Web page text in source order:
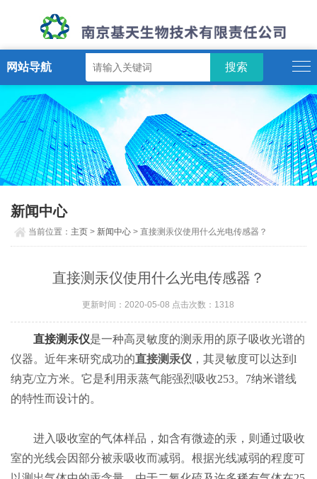
网站导航
新闻中心
当前位置： 主页 > 新闻中心 > 直接测汞仪使用什么光电传感器？
直接测汞仪使用什么光电传感器？
更新时间：2020-05-08 点击次数：1318
直接测汞仪是一种高灵敏度的测汞用的原子吸收光谱的
仪器。近年来研究成功的直接测汞仪 ，其灵敏度可以达到l
纳克/立方米。它是利用汞蒸气能强烈吸收253。7纳米谱线
的特性而设计的。
进入吸收室的气体样品，如含有微迹的汞，则通过吸收
室的光线会因部分被汞吸收而减弱。根据光线减弱的程度可